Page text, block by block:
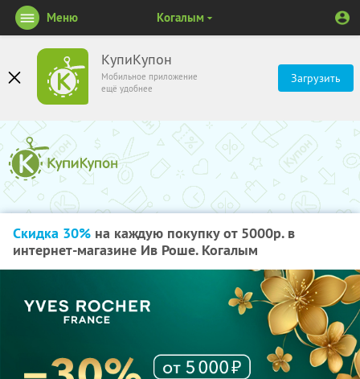
КупиКупон
Мобильное приложение
ещё удобнее
Загрузить
Меню Когалым
Скидка 30% на каждую покупку от 5000р. в
интернет-магазине Ив Роше. Когалым